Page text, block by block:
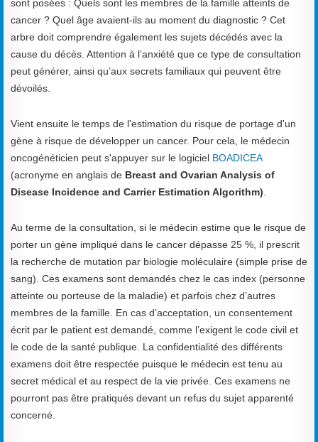
sont posées : Quels sont les membres de la famille atteints de
cancer ? Quel âge avaient-ils au moment du diagnostic ? Cet
arbre doit comprendre également les sujets décédés avec la
cause du décès. Attention à l’anxiété que ce type de consultation
peut générer, ainsi qu’aux secrets familiaux qui peuvent être
dévoilés.
Vient ensuite le temps de l'estimation du risque de portage d'un
gène à risque de développer un cancer. Pour cela, le médecin
oncogénéticien peut s'appuyer sur le logiciel BOADICEA
(acronyme en anglais de Breast and Ovarian Analysis of
Disease Incidence and Carrier Estimation Algorithm).
Au terme de la consultation, si le médecin estime que le risque de
porter un gène impliqué dans le cancer dépasse 25 %, il prescrit
la recherche de mutation par biologie moléculaire (simple prise de
sang). Ces examens sont demandés chez le cas index (personne
atteinte ou porteuse de la maladie) et parfois chez d’autres
membres de la famille. En cas d’acceptation, un consentement
écrit par le patient est demandé, comme l’exigent le code civil et
le code de la santé publique. La confidentialité des différents
examens doit être respectée puisque le médecin est tenu au
secret médical et au respect de la vie privée. Ces examens ne
pourront pas être pratiqués devant un refus du sujet apparenté
concerné.